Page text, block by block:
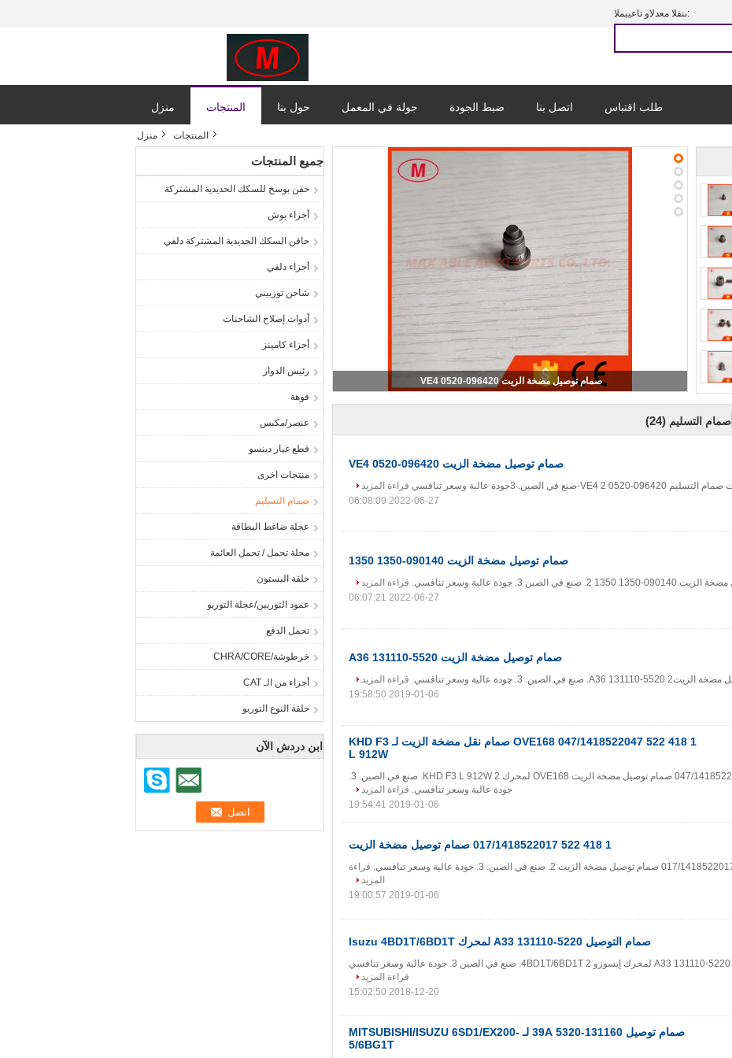
المبيعات والدعم الفنى:
منزل المنتجات حول بنا جولة في المعمل ضبط الجودة اتصل بنا طلب اقتباس
منزل المنتجات
جميع المنتجات
حقن بوسخ للسكك الحديدية المشتركة
أجزاء بوش
حاقن السكك الحديدية المشتركة دلفي
أجزاء دلفي
شاحن توربيني
أدوات إصلاح الشاحنات
أجزاء كامينز
رئيس الدوار
فوهة
عنصر/مكبس
قطع غيار دينسو
منتجات اخرى
صمام التسليم
عجلة ضاغط البطاقة
مجلة تحمل / تحمل العائمة
حلقة البستون
عمود التوربين/عجلة التوربو
تحمل الدفع
خرطوشة/CHRA/CORE
أجزاء من الـ CAT
حلقة النوع التوربو
ابن دردش الآن
صمام توصيل مضخة الزيت 096420-0520 VE4
صمام التسليم (24)
صمام توصيل مضخة الزيت 096420-0520 VE4
قراءة المزيد
2022-06-27 06:08:09
صمام توصيل مضخة الزيت 090140-1350 1350
قراءة المزيد
2022-06-27 06:07:21
صمام توصيل مضخة الزيت A36 131110-5520
قراءة المزيد
2019-01-06 19:58:50
1 418 522 047/1418522047 OVE168 صمام نقل مضخة الزيت لـ KHD F3
L 912W
11 418 522 047/1418522047 صمام توصيل مضخة الزيت OVE168 لمحرك KHD F3 L 912W 2. صنع في الصين. 3.
جودة عالية وسعر تنافسي. قراءة المزيد
2019-01-06 19:54:41
1 418 522 017/1418522017 صمام توصيل مضخة الزيت
قراءة
المزيد
2019-01-06 19:00:57
صمام التوصيل A33 131110-5220 لمحرك Isuzu 4BD1T/6BD1T
قراءة المزيد
2018-12-20 15:02:50
صمام توصيل 131160-5320 39A لـ MITSUBISHI/ISUZU 6SD1/EX200-
5/6BG1T